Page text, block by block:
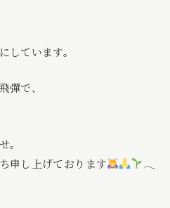
しています。
彈で、
。
申し上げております
𓂃